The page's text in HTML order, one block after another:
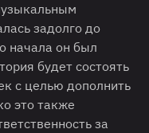
задолго до
начала он был
будет состоять
с целью дополнить
это также
за